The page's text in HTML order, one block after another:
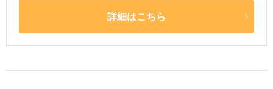
詳細はこちら